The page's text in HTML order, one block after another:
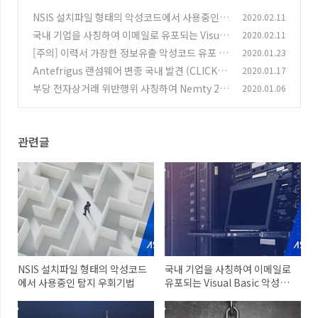
NSIS 설치파일 형태의 악성코드에서 사용중인
탐지 우회기법 (0)
2020.02.11
국내 기업을 사칭하여 이메일로 유포되는 Visual
Basic 악성코드 (1)
2020.02.11
[주의] 이력서 가장한 정보유출 악성코드 유포 중
(2020.01.23)
(0)
2020.01.23
Antefrigus 랜섬웨어 변종 국내 발견 (CLICK_
HERE-[랜덤].txt)
(0)
2020.01.17
부당 전자상거래 위반행위 사칭하여 Nemty 2.5
2020.01.06
관련글
NSIS 설치파일 형태의 악성코드
에서 사용중인 탐지 우회기법
국내 기업을 사칭하여 이메일로
유포되는 Visual Basic 악성코